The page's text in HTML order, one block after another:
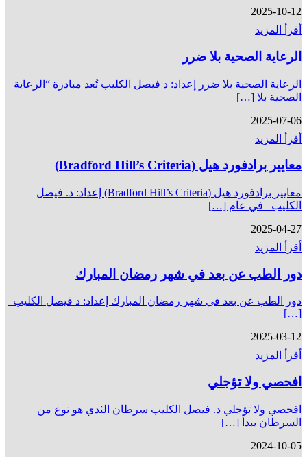
2025-10-12
أقرأ المزيد
الرعاية الصحية بلا ضرر
الرعاية الصحية بلا ضرر إعداد: د فيصل الكليب تُعد مبادرة “الرعاية
الصحية بلا […]
2025-07-06
أقرأ المزيد
معايير برادفورد هيل (Bradford Hill’s Criteria)
معايير برادفورد هيل (Bradford Hill’s Criteria) إعداد: د. فيصل
الكليب في عام […]
2025-04-27
أقرأ المزيد
دور الطب عن بعد في شهر رمضان المبارك
دور الطب عن بعد في شهر رمضان المبارك إعداد: د فيصل الكليب
[…]
2025-03-12
أقرأ المزيد
افحصي ولا تؤجلي
افحصي ولا تؤجلي د. فيصل الكليب سرطان الثدي هو نوع من
السرطان يبدأ […]
2024-10-05